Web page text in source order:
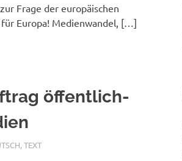
Frage der europäischen
Europa! Medienwandel, […]
öffentlich-
,TEXT